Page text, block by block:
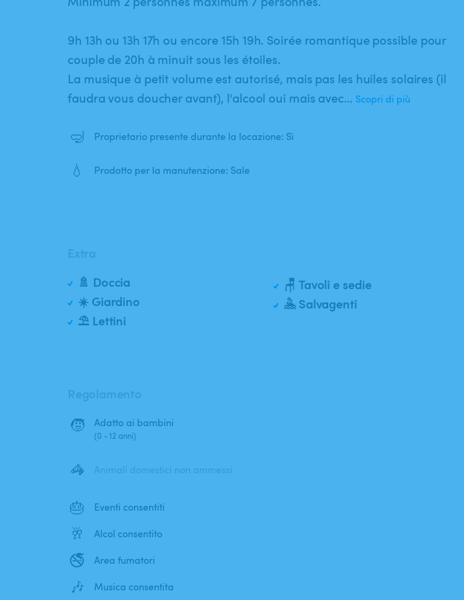
9h 13h ou 13h 17h ou encore 15h 19h. Soirée romantique possible pour
couple de 20h à minuit sous les étoiles.
La musique à petit volume est autorisé​,​ mais pas les huiles solaires (il
faudra vous doucher avant)​,​ l'alcool oui mais avec… Scopri di più
🤿 Proprietario presente durante la locazione: Sì
💧 Prodotto per la manutenzione: Sale
🚿 Doccia
☀️ Giardino
⛱️ Lettini
🪑 Tavoli e sedie
🤽 Salvagenti
🧒 Adatto ai bambini
(0 - 12 anni)
🦓
🎂 Eventi consentiti
🥂 Alcol consentito
🚭 Area fumatori
🎶 Musica consentita